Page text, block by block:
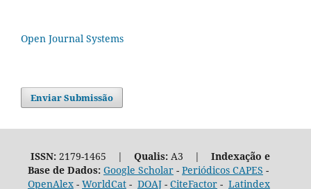
Open Journal Systems
Enviar Submissão
ISSN:2179-1465 | Qualis:A3 | Indexação e
Base de Dados: Google Scholar- Periódicos CAPES -
OpenAlex- WorldCat- DOAJ- CiteFactor- Latindex